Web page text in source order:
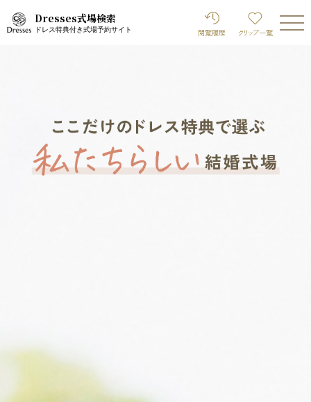
Dresses式場検索
ドレス特典付き式場予約サイト 閲覧履歴 クリップ 一覧